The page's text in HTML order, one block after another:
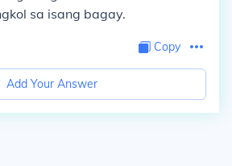
sa isang bagay.
Copy
Add Your Answer